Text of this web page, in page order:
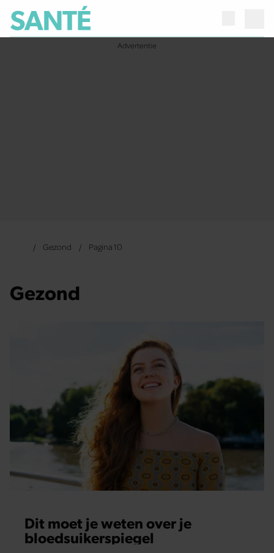
Gezond Pagina 10
Gezond
Dit moet je weten over je
bloedsuikerspiegel